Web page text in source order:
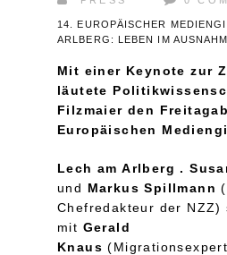
14. EUROPÄISCHER
ARLBERG: LEBEN IM
Mit einer Keynote zur
läutete
Filzmaier den
Europäischen
Lech am Arlberg .
und Markus Spillmann
Chefredakteur der NZZ)
mit Gerald
Knaus